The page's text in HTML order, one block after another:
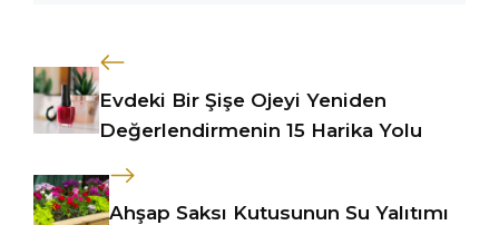
Evdeki Bir Şişe Ojeyi Yeniden
Değerlendirmenin 15 Harika Yolu
Ahşap Saksı Kutusunun Su Yalıtımı